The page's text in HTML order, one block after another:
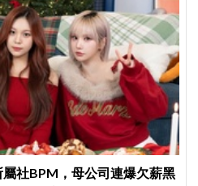
社BPM，母公司連爆欠薪黑